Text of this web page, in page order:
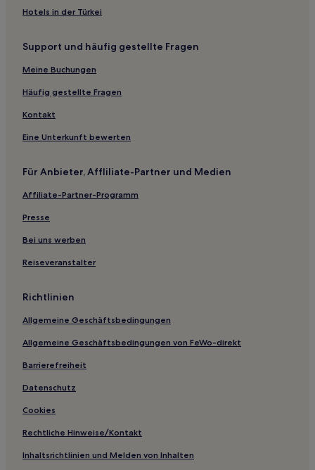
Hotels nahe Bahnhof Vauxhall
Hotels nahe U-Bahn-Station Blackfriars
Hotels nahe Honourable Society of Lincoln's Inn
Lewisham: Hotels
Dorf: Hotels
Hotels nahe S-Bahn-Station Cutty Sark
Lansbury: Hotels
Hotels nahe London Eye
Ferienwohnungen in Regent Street
Aparthotels in Regent Street
Aparthotels in Neal Street
Aparthotels in London
Hostels in London
B&B in Tower Hamlets
Aparthotels in Tower Hamlets
Gasthäuser in Whitehall
Ferienwohnungen in South Lambeth
Ferienwohnungen in Leather Lane
Aparthotels in Leather Lane
Hotels in der Türkei
Support und häufig gestellte Fragen
Meine Buchungen
Häufig gestellte Fragen
Kontakt
Eine Unterkunft bewerten
Für Anbieter, Affliliate-Partner und Medien
Affiliate-Partner-Programm
Presse
Bei uns werben
Reiseveranstalter
Richtlinien
Allgemeine Geschäftsbedingungen
Allgemeine Geschäftsbedingungen von FeWo-direkt
Barrierefreiheit
Datenschutz
Cookies
Rechtliche Hinweise/Kontakt
Inhaltsrichtlinien und Melden von Inhalten